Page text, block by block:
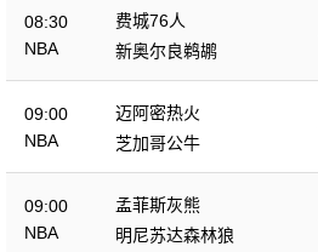
08:30
NBA
费城76人
新奥尔良鹈鹕
09:00
NBA
迈阿密热火
芝加哥公牛
09:00
NBA
孟菲斯灰熊
明尼苏达森林狼